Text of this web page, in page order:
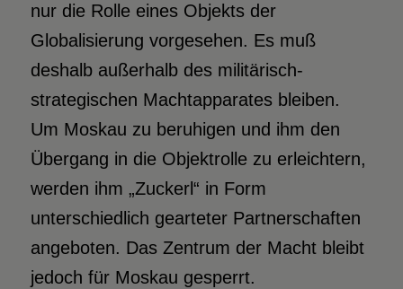
nur die Rolle eines Objekts der
Globalisierung vorgesehen. Es muß
deshalb außerhalb des militärisch-
strategischen Machtapparates bleiben.
Um Moskau zu beruhigen und ihm den
Übergang in die Objektrolle zu erleichtern,
werden ihm „Zuckerl“ in Form
unterschiedlich gearteter Partnerschaften
angeboten. Das Zentrum der Macht bleibt
jedoch für Moskau gesperrt.